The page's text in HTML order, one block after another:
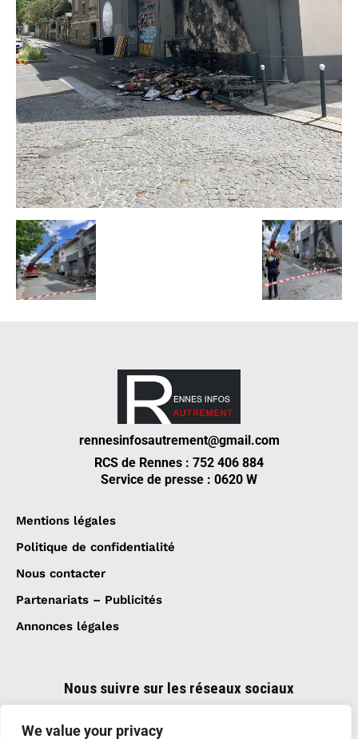
We value your privacy
rennesinfosautrement@gmail.com
RCS de Rennes : 752 406 884
Service de presse : 0620 W
Mentions légales
Politique de confidentialité
Nous contacter
Partenariats – Publicités
Annonces légales
Nous suivre sur les réseaux sociaux